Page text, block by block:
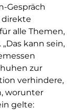
Gespräch
direkte
alle Themen,
kann sein,
zur
verhindere,
worunter
gelte: